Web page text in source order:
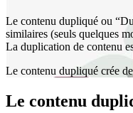
Le contenu dupliqué ou
similaires (seuls quelques
La duplication de contenu
Le contenu dupliqué crée
Le contenu